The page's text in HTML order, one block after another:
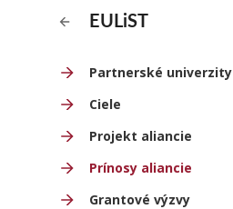
EULiST
Partnerské univerzity
Ciele
Projekt aliancie
Prínosy aliancie
Grantové výzvy